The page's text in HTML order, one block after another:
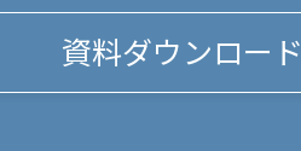
資料ダウンロード